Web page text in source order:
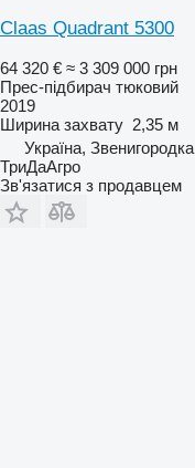
Claas Quadrant 5300
64 320 € ≈ 3 309 000 грн
Прес-підбирач тюковий
2019
Ширина захвату 2,35 м
Україна, Звенигородка
ТриДаАгро
Зв'язатися з продавцем